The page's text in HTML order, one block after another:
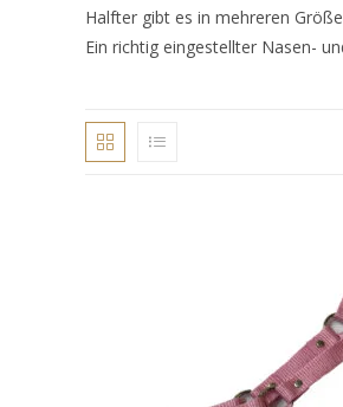
Halfter gibt es in mehreren
Ein richtig eingestellter Nasen-